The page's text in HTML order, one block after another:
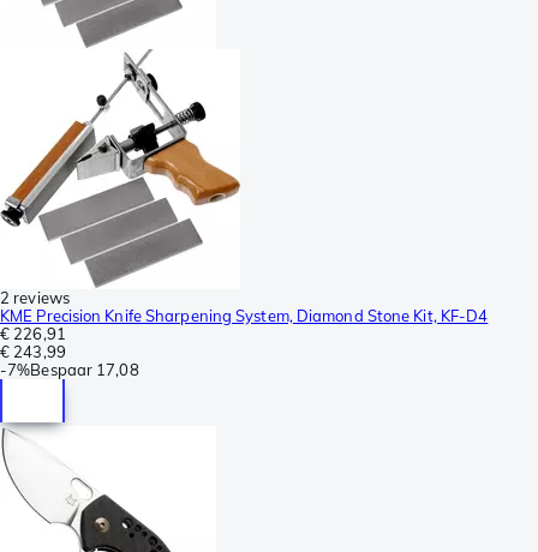
2 reviews
KME Precision Knife Sharpening System, Diamond Stone Kit, KF-D4
€ 226,91
€ 243,99
-7%Bespaar 17,08